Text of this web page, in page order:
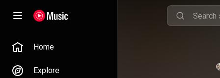
Home
Explore